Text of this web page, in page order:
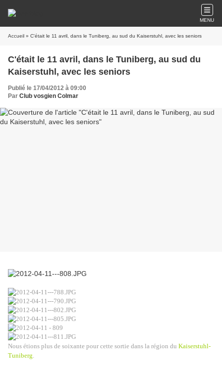
MENU
Accueil » C'était le 11 avril, dans le Tuniberg, au sud du Kaiserstuhl, avec les seniors
C'était le 11 avril, dans le Tuniberg, au sud du
Kaiserstuhl, avec les seniors
Publié le 17/04/2012 à 09:00
Par Club vosgien Colmar
Nous étions plus de soixante pour cette sortie dans la région du Kaiserstuhl-
Tuniberg.